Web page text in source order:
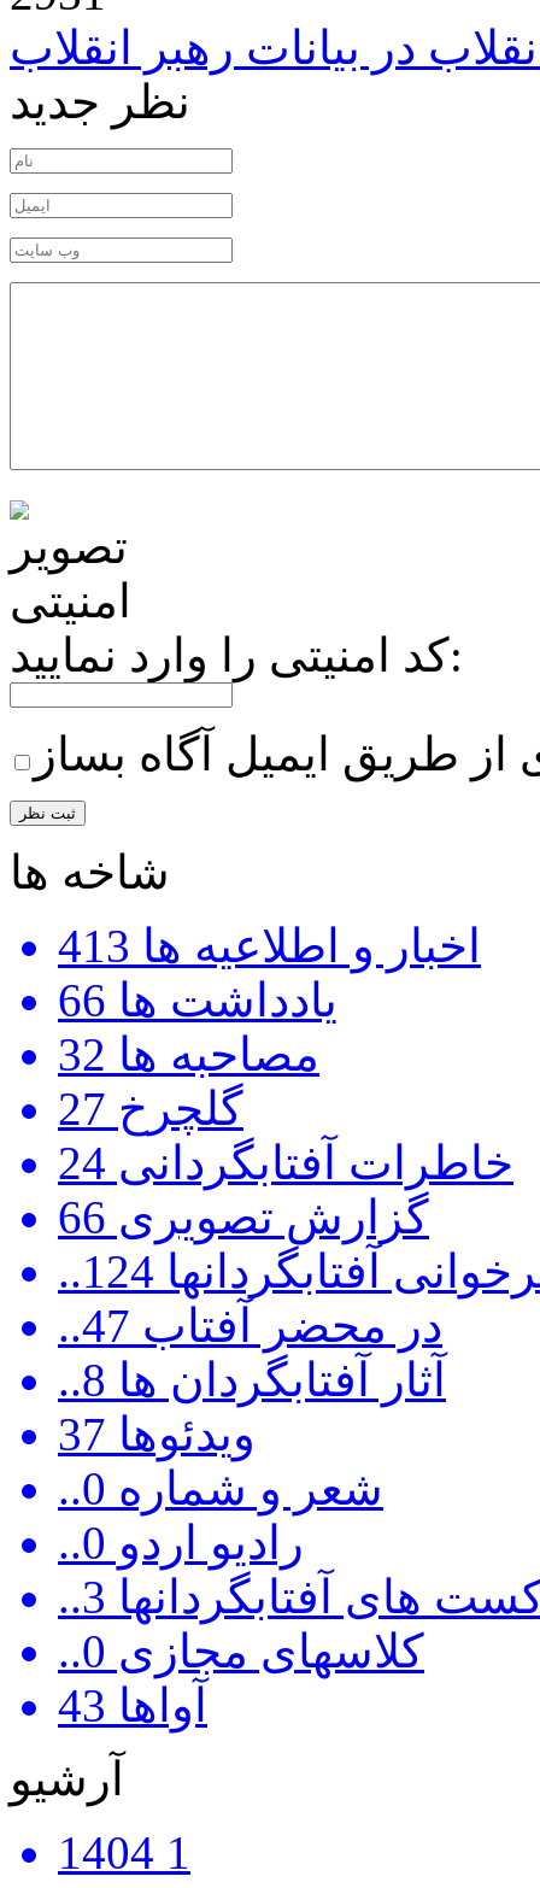
در بیانات رهبر انقلاب
نظر جدید
کد امنیتی را وارد نمایید:
طریق ایمیل آگاه بساز
شاخه ها
اخبار و اطلاعیه ها 413
یادداشت ها 66
مصاحبه ها 32
گلچرخ 27
خاطرات آفتابگردانی 24
گزارش تصویری 66
آفتابگردانها 124
..در محضر آفتاب 47
..آثار آفتابگردان ها 8
ویدئوها 37
..شعر و شماره 0
..رادیو اردو 0
های آفتابگردانها 3
..کلاسهای مجازی 0
آواها 43
آرشیو
1404 1